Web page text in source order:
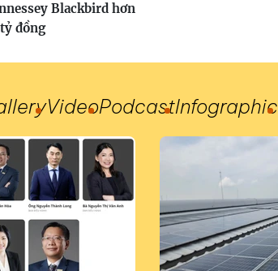
Blackbird hơn
đồng
VideoPodcastInfographic